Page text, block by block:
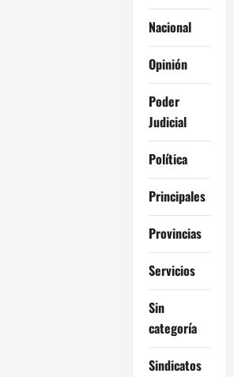
Nacional
Opinión
Poder
Judicial
Política
Principales
Provincias
Servicios
Sin
categoría
Sindicatos